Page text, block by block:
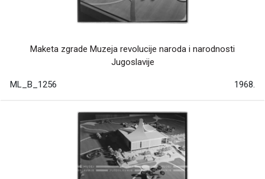
Maketa zgrade Muzeja revolucije naroda i narodnosti
Jugoslavije
ML_B_1256 1968.